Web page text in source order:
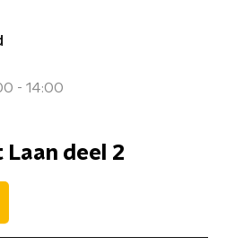
- 14:00
deel 2